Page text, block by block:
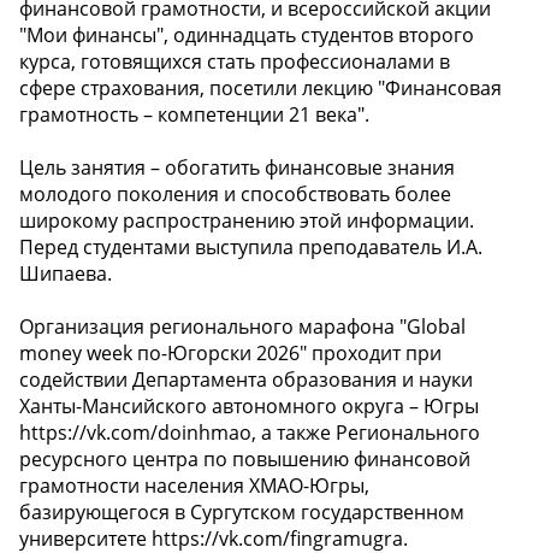
финансовой грамотности, и всероссийской акции
"Мои финансы", одиннадцать студентов второго
курса, готовящихся стать профессионалами в
сфере страхования, посетили лекцию "Финансовая
грамотность – компетенции 21 века".
Цель занятия – обогатить финансовые знания
молодого поколения и способствовать более
широкому распространению этой информации.
Перед студентами выступила преподаватель И.А.
Шипаева.
Организация регионального марафона "Global
money week по-Югорски 2026" проходит при
содействии Департамента образования и науки
Ханты-Мансийского автономного округа – Югры
https://vk.com/doinhmao, а также Регионального
ресурсного центра по повышению финансовой
грамотности населения ХМАО-Югры,
базирующегося в Сургутском государственном
университете https://vk.com/fingramugra.